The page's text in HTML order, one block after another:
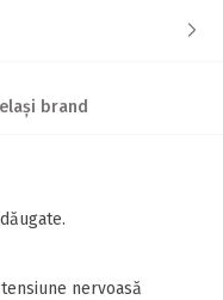
brand
nervoasă